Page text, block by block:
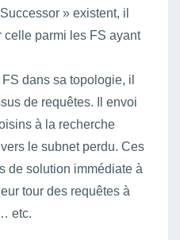
» existent, il
celle parmi les FS ayant
dans sa topologie, il
de requêtes. Il envoi
à la recherche
le subnet perdu. Ces
de solution immédiate à
tour des requêtes à
etc.